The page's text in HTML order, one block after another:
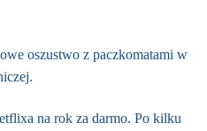
oszustwo z paczkomatami w
na rok za darmo. Po kilku